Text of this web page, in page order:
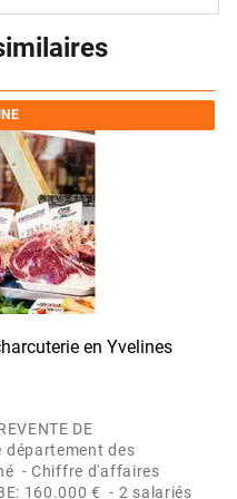
en Yvelines
DE
département des
- Chiffre d'affaires
160.000 € - 2 salariés